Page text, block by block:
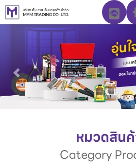
หมวดสิน
Category